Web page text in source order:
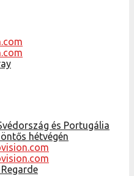
és Portugália
hétvégén